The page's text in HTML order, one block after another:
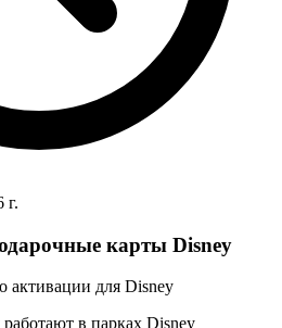
г.
карты Disney
активации для Disney
в парках Disney